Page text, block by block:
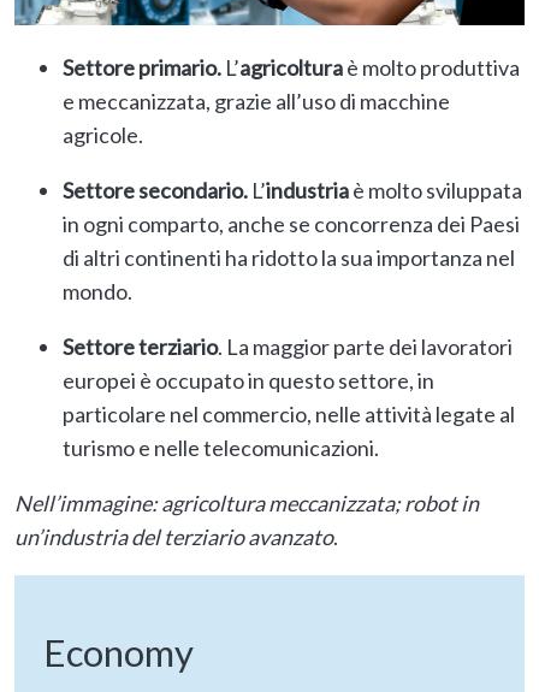
Settore primario. L’agricolturaè molto produttiva
e meccanizzata, grazie all’uso di macchine
agricole.
Settore secondario. L’industriaè molto sviluppata
in ogni comparto, anche se concorrenza dei Paesi
di altri continenti ha ridotto la sua importanza nel
mondo.
Settore terziario. La maggior parte dei lavoratori
europei è occupato in questo settore, in
particolare nel commercio, nelle attività legate al
turismo e nelle telecomunicazioni.
Nell’immagine: agricoltura meccanizzata; robot in
un’industria del terziario avanzato.
Economy